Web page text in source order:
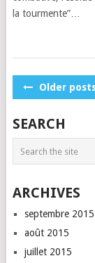
la tourmente”…
POSTS
Older
SEARCH
ARCHIVES
septembre 2015
août 2015
juillet 2015